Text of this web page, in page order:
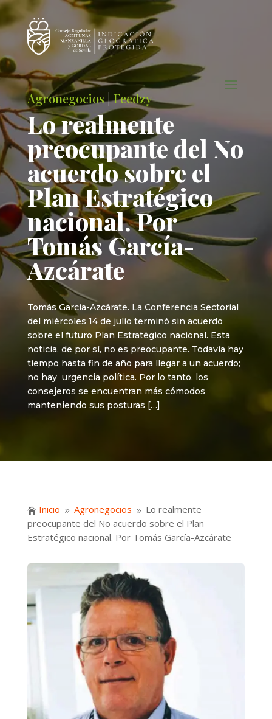
Agronegocios|Feedzy
Lo realmente
preocupante del No
acuerdo sobre el
Plan Estratégico
nacional. Por
Tomás García-
Azcárate
Tomás García-Azcárate. La Conferencia Sectorial
del miércoles 14 de julio terminó sin acuerdo
sobre el futuro Plan Estratégico nacional. Esta
noticia, de por sí, no es preocupante. Todavía hay
tiempo hasta fin de año para llegar a un acuerdo;
no hay urgencia política. Por lo tanto, los
consejeros se encuentran más cómodos
manteniendo sus posturas […]
 Inicio 9 Agronegocios 9 Lo realmente
preocupante del No acuerdo sobre el Plan
Estratégico nacional. Por Tomás García-Azcárate